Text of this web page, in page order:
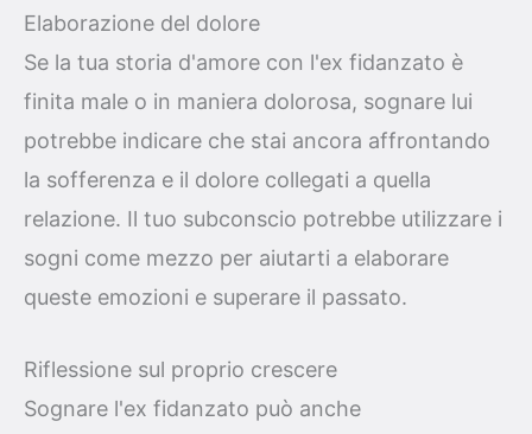
Elaborazione del dolore
Se la tua storia d'amore con l'ex fidanzato è
finita male o in maniera dolorosa, sognare lui
potrebbe indicare che stai ancora affrontando
la sofferenza e il dolore collegati a quella
relazione. Il tuo subconscio potrebbe utilizzare i
sogni come mezzo per aiutarti a elaborare
queste emozioni e superare il passato.
Riflessione sul proprio crescere
Sognare l'ex fidanzato può anche